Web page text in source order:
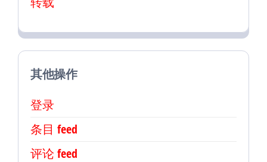
其他操作
登录
条目 feed
评论 feed